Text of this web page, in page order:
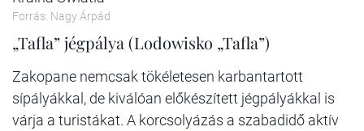
Forrás: Nagy Árpád
„Tafla” jégpálya (Lodowisko „Tafla”)
Zakopane nemcsak tökéletesen karbantartott
sípályákkal, de kiválóan előkészített jégpályákkal is
várja a turistákat. A korcsolyázás a szabadidő aktív